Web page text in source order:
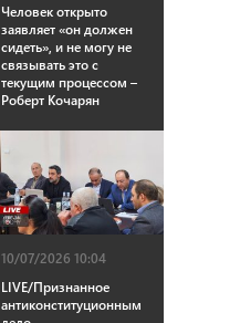
Человек открыто
заявляет «он должен
сидеть», и не могу не
связывать это с
текущим процессом –
Роберт Кочарян
10/07/2026 10:04
LIVE/Признанное
антиконституционным